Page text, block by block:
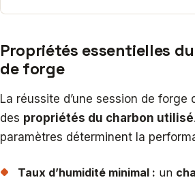
Propriétés essentielles
de forge
La réussite d’une session de
des propriétés du charbon utilisé
paramètres déterminent la
Taux d’humidité minimal : un